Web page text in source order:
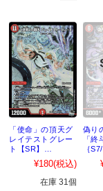
「使命」の頂天グ
レイテストグレー
ト【SR】
｛S6/S10｝
［23EX3］
¥180(税込)
在庫 31個
偽り
「終
｛
［